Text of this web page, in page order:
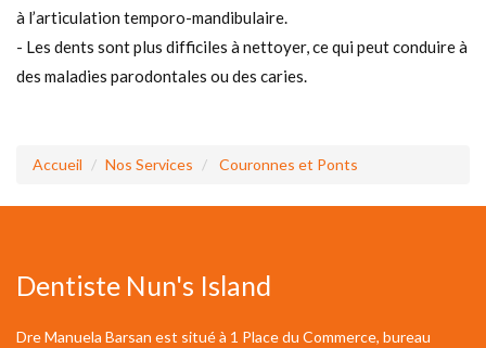
à l’articulation temporo-mandibulaire.
- Les dents sont plus difficiles à nettoyer, ce qui peut conduire à
des maladies parodontales ou des caries.
Accueil Nos Services Couronnes et Ponts
Dentiste Nun's Island
Dre Manuela Barsan est situé à 1 Place du Commerce, bureau